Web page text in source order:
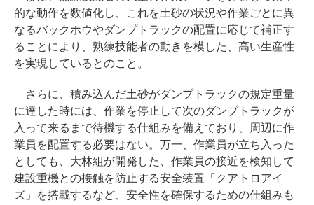
的な動作を数値化し、これを土砂の状況や作業ごとに異
なるバックホウやダンプトラックの配置に応じて補正す
ることにより、熟練技能者の動きを模した、高い生産性
を実現しているとのこと。
さらに、積み込んだ土砂がダンプトラックの規定重量
に達した時には、作業を停止して次のダンプトラックが
入って来るまで待機する仕組みを備えており、周辺に作
業員を配置する必要はない。万一、作業員が立ち入った
としても、大林組が開発した、作業員の接近を検知して
建設重機との接触を防止する安全装置「クアトロアイ
ズ」を搭載するなど、安全性を確保するための仕組みも